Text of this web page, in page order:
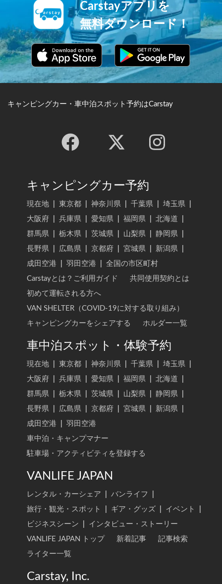
Carstayアプリを
無料ダウンロード！
キャンピングカー・車中泊スポット予約はCarstay
キャンピングカー予約
現在地 東京都 神奈川県 千葉県 埼玉県
大阪府
兵庫県 愛知県 福岡県 北海道
群馬県
栃木県 茨城県 山梨県 静岡県
長野県
広島県 京都府 宮城県 新潟県
成田空港
羽田空港
全国の市区町村
Carstayとは？ご利用ガイド
共同使用契約とは
初めて運転される方へ
VAN SHELTER（COVID-19に対する取り組み）
キャンピングカーをシェアする
ホルダー一覧
車中泊スポット・体験予約
現在地 東京都 神奈川県 千葉県 埼玉県
大阪府
兵庫県 愛知県 福岡県 北海道
群馬県
栃木県 茨城県 山梨県 静岡県
長野県
広島県 京都府 宮城県 新潟県
成田空港
羽田空港
車中泊・キャンプマナー
駐車場・アクティビティを登録する
VANLIFE JAPAN
レンタル・カーシェア バンライフ
旅行・観光・スポット
ギア・グッズ イベント
ビジネスシーン
インタビュー・ストーリー
VANLIFE JAPAN トップ
新着記事
記事検索
ライター一覧
Carstay, Inc.